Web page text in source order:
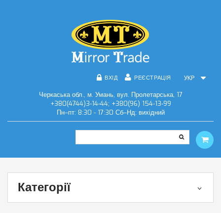
УКР
ВХІД РЕЄСТРАЦІЯ
Черкаська обл., м. Умань, вул. Пролетарська, 17
+380(4744)3-14-44; +380(96) 154-13-99
Пн–пт: 8:30 - 17:30 Сб–Нд: вихідний
Категорії